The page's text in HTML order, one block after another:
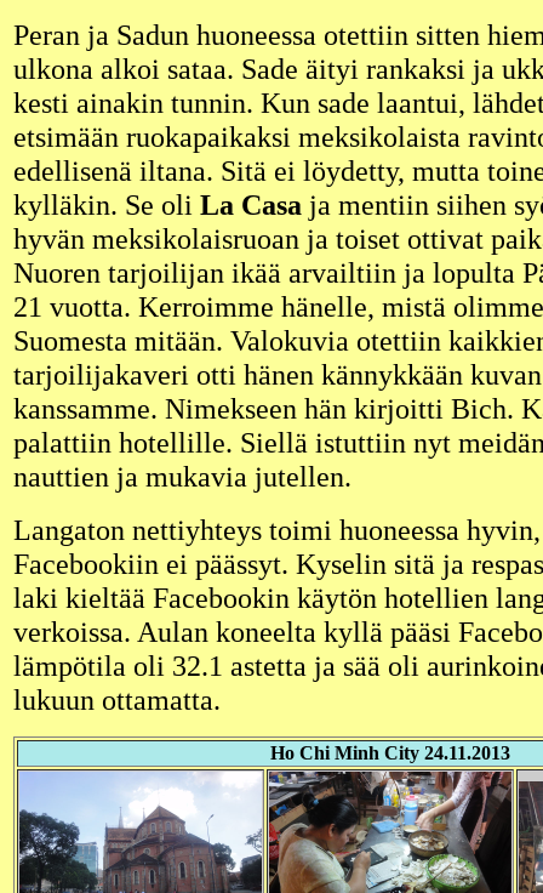
Peran ja Sadun huoneessa otettiin sitten
ulkona alkoi sataa. Sade äityi rankaksi ja
kesti ainakin tunnin. Kun sade laantui,
etsimään ruokapaikaksi meksikolaista
edellisenä iltana. Sitä ei löydetty, mutta
kylläkin. Se oli La Casa ja mentiin siihen
hyvän meksikolaisruoan ja toiset ottivat
Nuoren tarjoilijan ikää arvailtiin ja lopulta
21 vuotta. Kerroimme hänelle, mistä
Suomesta mitään. Valokuvia otettiin
tarjoilijakaveri otti hänen kännykkään
kanssamme. Nimekseen hän kirjoitti Bich.
palattiin hotellille. Siellä istuttiin nyt meidän
nauttien ja mukavia jutellen.
Langaton nettiyhteys toimi huoneessa
Facebookiin ei päässyt. Kyselin sitä ja
laki kieltää Facebookin käytön hotellien
verkoissa. Aulan koneelta kyllä pääsi
lämpötila oli 32.1 astetta ja sää oli
lukuun ottamatta.
Ho Chi Minh City 24.11.2013